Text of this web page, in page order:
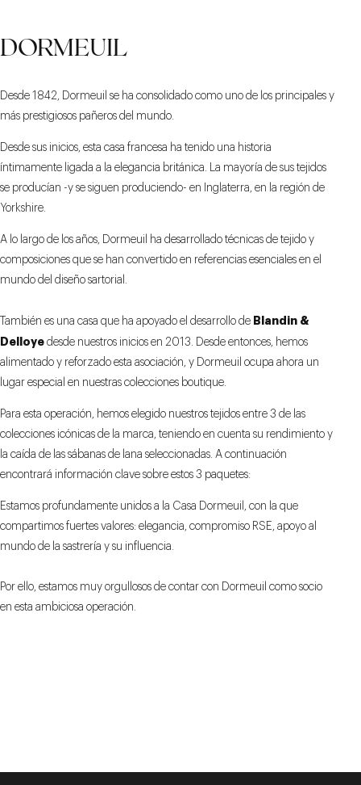
DORMEUIL
Desde 1842, Dormeuil se ha consolidado como uno de los principales y
más prestigiosos pañeros del mundo.
Desde sus inicios, esta casa francesa ha tenido una historia
íntimamente ligada a la elegancia británica. La mayoría de sus tejidos
se producían -y se siguen produciendo- en Inglaterra, en la región de
Yorkshire.
A lo largo de los años, Dormeuil ha desarrollado técnicas de tejido y
composiciones que se han convertido en referencias esenciales en el
mundo del diseño sartorial.
También es una casa que ha apoyado el desarrollo de Blandin &
Delloye desde nuestros inicios en 2013. Desde entonces, hemos
alimentado y reforzado esta asociación, y Dormeuil ocupa ahora un
lugar especial en nuestras colecciones boutique.
Para esta operación, hemos elegido nuestros tejidos entre 3 de las
colecciones icónicas de la marca, teniendo en cuenta su rendimiento y
la caída de las sábanas de lana seleccionadas. A continuación
encontrará información clave sobre estos 3 paquetes:
Estamos profundamente unidos a la Casa Dormeuil, con la que
compartimos fuertes valores: elegancia, compromiso RSE, apoyo al
mundo de la sastrería y su influencia.
Por ello, estamos muy orgullosos de contar con Dormeuil como socio
en esta ambiciosa operación.